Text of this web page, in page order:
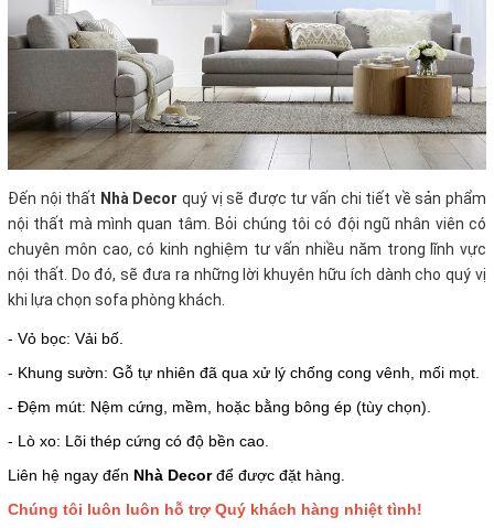
Đến nội thất Nhà Decorquý vị sẽ được tư vấn chi tiết về sản phẩm
nội thất mà mình quan tâm. Bỏi chúng tôi có đội ngũ nhân viên có
chuyên môn cao, có kinh nghiệm tư vấn nhiều năm trong lĩnh vực
nội thất. Do đó, sẽ đưa ra những lời khuyên hữu ích dành cho quý vị
khi lựa chọn sofa phòng khách.
- Vỏ bọc: Vải bố.
- Khung sườn: Gỗ tự nhiên đã qua xử lý chống cong vênh, mối mọt.
- Đệm mút: Nệm cứng, mềm, hoặc bằng bông ép (tùy chọn).
- Lò xo: Lõi thép cứng có độ bền cao.
Liên hệ ngay đến Nhà Decorđể được đặt hàng.
Chúng tôi luôn luôn hỗ trợ Quý khách hàng nhiệt tình!